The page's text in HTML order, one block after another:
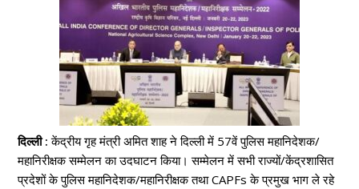
दिल्ली : केंद्रीय गृह मंत्री अमित शाह ने दिल्ली में 57वें पुलिस महानिदेशक/
महानिरीक्षक सम्मेलन का उदघाटन किया। सम्मेलन में सभी राज्यों/केंद्रशासित
प्रदेशों के पुलिस महानिदेशक/महानिरीक्षक तथा CAPFs के प्रमुख भाग ले रहे